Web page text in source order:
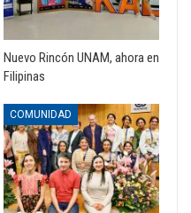
Nuevo Rincón UNAM, ahora en
Filipinas
COMUNIDAD